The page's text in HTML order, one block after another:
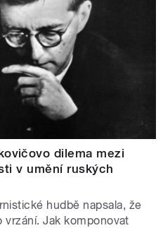
dilema mezi
v umění ruských
hudbě napsala, že
Jak komponovat